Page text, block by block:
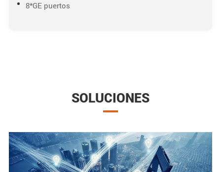
8*GE puertos
SOLUCIONES